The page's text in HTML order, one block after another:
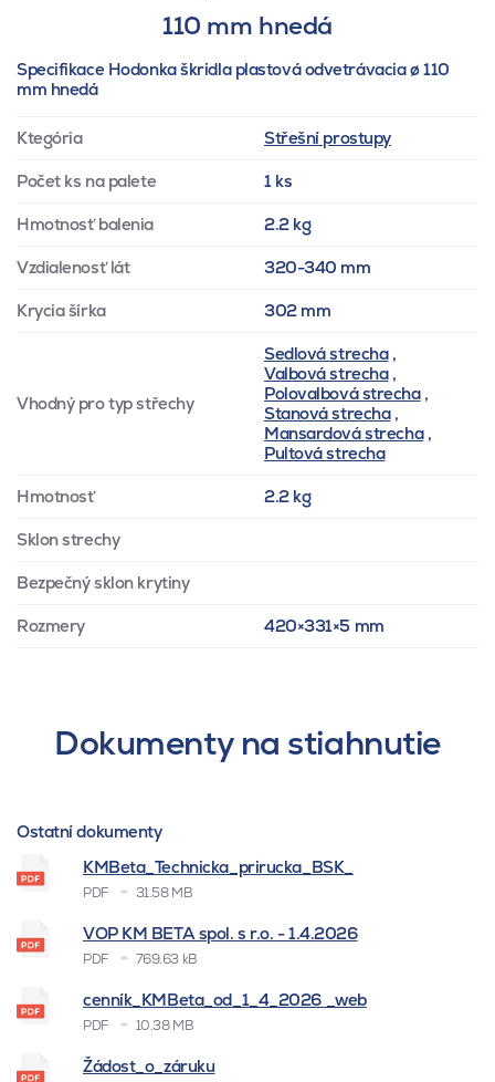
110 mm hnedá
Specifikace Hodonka škridla plastová odvetrávacia ø 110
mm hnedá
Ktegória Střešní prostupy
Počet ks na palete 1 ks
Hmotnosť balenia 2.2 kg
Vzdialenosť lát 320-340 mm
Krycia šírka 302 mm
Vhodný pro typ střechy
Sedlová strecha,
Valbová strecha,
Polovalbová strecha,
Stanová strecha,
Mansardová strecha,
Pultová strecha
Hmotnosť 2.2 kg
Sklon strechy
Bezpečný sklon krytiny
Rozmery 420×331×5 mm
Dokumenty na stiahnutie
Ostatní dokumenty
KMBeta_Technicka_prirucka_BSK_
PDF 31.58 MB
VOP KM BETA spol. s r.o. - 1.4.2026
PDF 769.63 kB
cenník_KMBeta_od_1_4_2026 _web
PDF 10.38 MB
Žádost_o_záruku